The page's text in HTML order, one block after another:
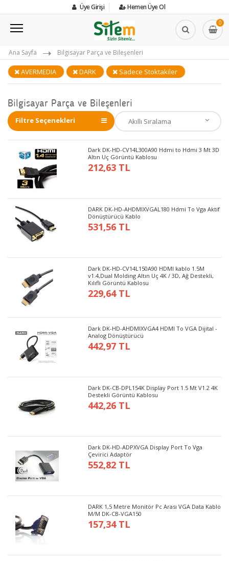
Üye Girişi Hemen Üye Ol
0
Ana Sayfa Bilgisayar Parça ve Bileşenleri
AVERMEDIA DARK Sadece Stoktakiler
Bilgisayar Parça ve Bileşenleri
Filtre Seçenekleri
Dark DK-HD-CV14L300A90 Hdmi to Hdmi 3 Mt 3D
Altın Uç Görüntü Kablosu
212,63 TL
DARK DK-HD-AHDMIXVGAL180 Hdmi To Vga Aktif
Dönüştürücü Kablo
531,56 TL
Dark DK-HD-CV14L150A90 HDMI kablo 1.5M
v1.4,Dual Molding Altın Uç 4K / 3D, Ağ Destekli,
Kılıflı Görüntü Kablosu
229,64 TL
Dark DK-HD-AHDMIXVGA4 HDMI To VGA Dijital -
Analog Dönüştürücü
442,97 TL
Dark DK-CB-DPL154K Display Port 1.5 Mt V1.2 4K
Destekli Görüntü Kablosu
442,26 TL
Dark DK-HD-ADPXVGA Display Port To Vga
Çevirici Adaptör
552,82 TL
DARK 1,5 Metre Monitör Pc Arası VGA Data Kablo
M/M DK-CB-VGA150
157,34 TL